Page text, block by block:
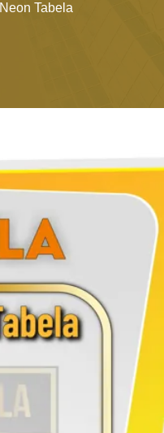
Neon Tabela